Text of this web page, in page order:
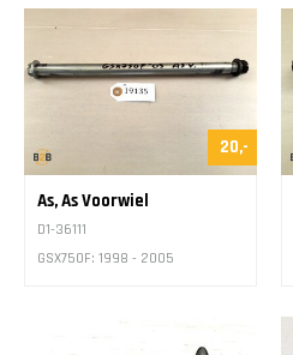
20,-
As, As Voorwiel
D1-36111
GSX750F: 1998 - 2005